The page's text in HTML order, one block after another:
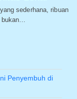
sederhana, ribuan
bukan…
Penyembuh di